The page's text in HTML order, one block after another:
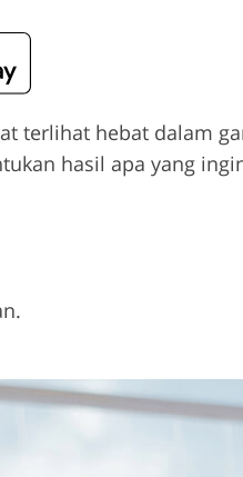
terlihat hebat dalam
hasil apa yang